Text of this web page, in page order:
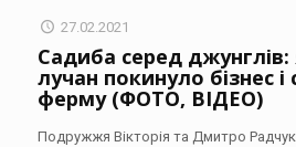
27.02.2021
Садиба серед
лучан покинуло бізнес
ферму (ФОТО, ВІДЕО)
Подружжя Вікторія та Дмитро